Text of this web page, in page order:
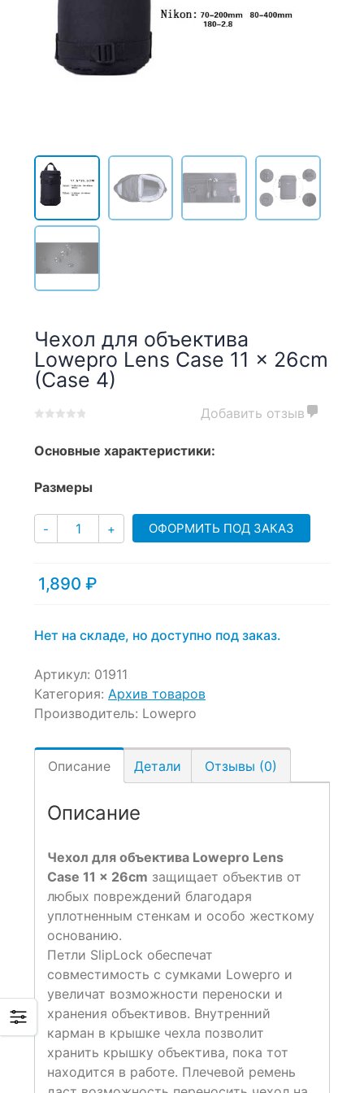
Чехол для объектива
Lowepro Lens Case 11 x 26cm
(Case 4)
of
on
Добавить отзыв
Основные характеристики:
Размеры
- Количество
+ ОФОРМИТЬ ПОД ЗАКАЗ
1,890 ₽
Нет на складе, но доступно под заказ.
Артикул: 01911
Категория: Архив товаров
Производитель: Lowepro
Описание Детали Отзывы (0)
Описание
Чехол для объектива Lowepro Lens
Case 11 x 26cm защищает объектив от
любых повреждений благодаря
уплотненным стенкам и особо жесткому
основанию.
Петли SlipLock обеспечат
совместимость с сумками Lowepro и
увеличат возможности переноски и
хранения объективов. Внутренний
карман в крышке чехла позволит
хранить крышку объектива, пока тот
находится в работе. Плечевой ремень